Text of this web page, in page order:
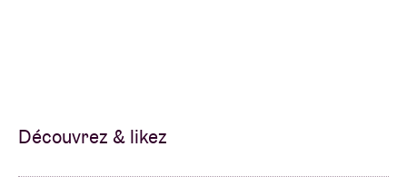
Découvrez & likez